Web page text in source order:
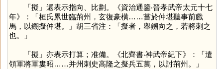
「擬 」還表示指向、比劃。《資治通鑒‧晉孝武帝太元十七
年》：「桓氏累世臨荊州，玄復豪橫……嘗於仲堪聽事前戲
馬，以鎙擬仲堪。」胡三省注：「擬者，舉鎙向之，若將刺之
也。」
「擬 」亦表示打算；准備。《北齊書‧神武帝紀下》：「遣
領軍將軍婁昭……并州刺史高隆之擬兵五萬，以討荊州。」